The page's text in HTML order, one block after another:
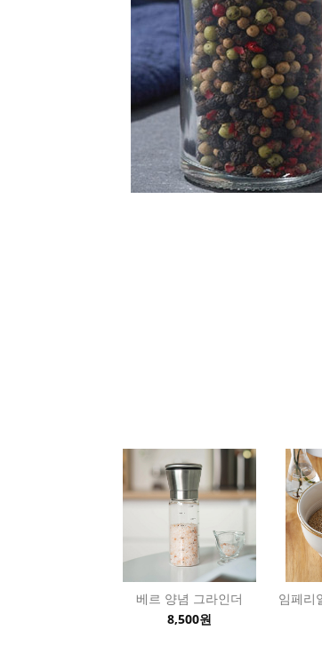
베르 양념 그라인더
8,500원
임페리